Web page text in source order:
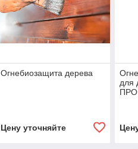
Огнебиозащита дерева
Цену уточняйте
для